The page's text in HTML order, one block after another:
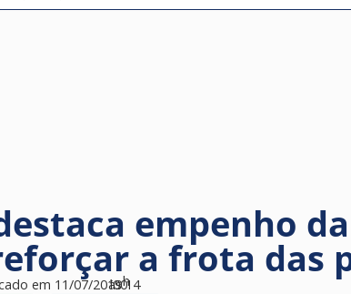
empenho da
a frota das
em 11/07/2019
às14
h
00